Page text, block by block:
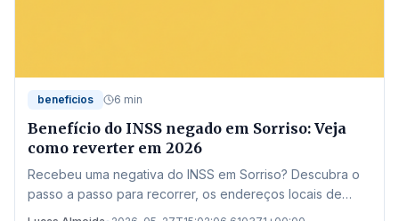
beneficios 6 min
Benefício do INSS negado em Sorriso: Veja
como reverter em 2026
Recebeu uma negativa do INSS em Sorriso? Descubra o
passo a passo para recorrer, os endereços locais de